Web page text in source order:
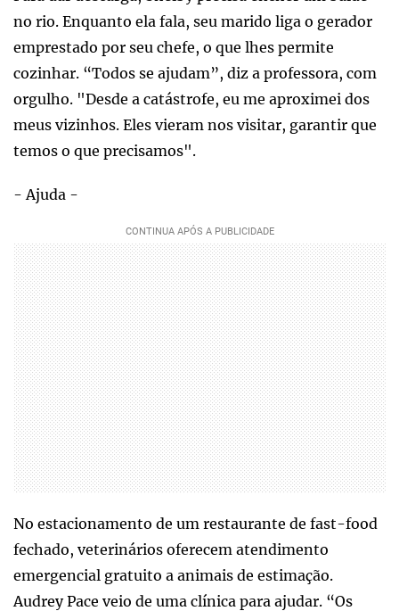
no rio. Enquanto ela fala, seu marido liga o gerador
emprestado por seu chefe, o que lhes permite
cozinhar. “Todos se ajudam”, diz a professora, com
orgulho. "Desde a catástrofe, eu me aproximei dos
meus vizinhos. Eles vieram nos visitar, garantir que
temos o que precisamos".
- Ajuda -
No estacionamento de um restaurante de fast-food
fechado, veterinários oferecem atendimento
emergencial gratuito a animais de estimação.
Audrey Pace veio de uma clínica para ajudar. “Os